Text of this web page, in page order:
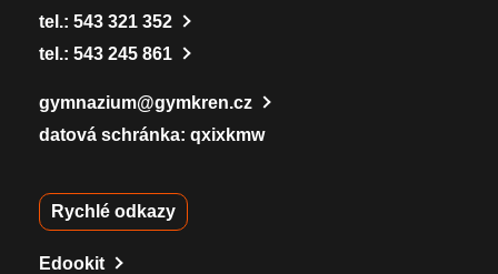
tel.: 543 321 352
tel.: 543 245 861
gymnazium@gymkren.cz
datová schránka: qxixkmw
Rychlé odkazy
Edookit